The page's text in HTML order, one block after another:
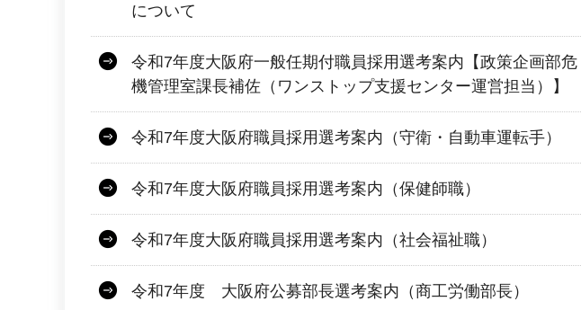
について
令和7年度大阪府一般任期付職員採用選考案内【政策企画部危
機管理室課長補佐（ワンストップ支援センター運営担当）】
令和7年度大阪府職員採用選考案内（守衛・自動車運転手）
令和7年度大阪府職員採用選考案内（保健師職）
令和7年度大阪府職員採用選考案内（社会福祉職）
令和7年度 大阪府公募部長選考案内（商工労働部長）